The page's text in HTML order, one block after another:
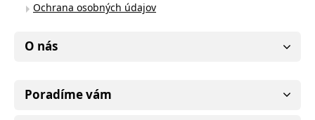
Ochrana osobných údajov
O nás
Poradíme vám